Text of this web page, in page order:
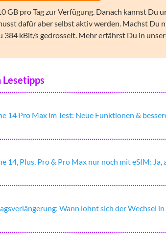
GB pro Tag zur Verfügung. Danach kannst Du
dafür aber selbst aktiv werden. Machst Du
384 kBit/s gedrosselt. Mehr erfährst Du in
14 Pro Max im Test: Neue Funktionen &
14, Plus, Pro & Pro Max nur noch mit eSIM:
Wann lohnt sich der Wechsel